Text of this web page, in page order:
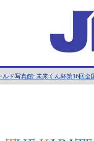
ルド写真館: 未来くん杯第16回